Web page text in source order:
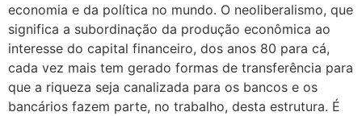
economia e da política no mundo. O neoliberalismo, que
significa a subordinação da produção econômica ao
interesse do capital financeiro, dos anos 80 para cá,
cada vez mais tem gerado formas de transferência para
que a riqueza seja canalizada para os bancos e os
bancários fazem parte, no trabalho, desta estrutura. É